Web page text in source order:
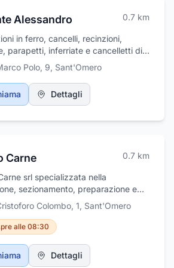
Alessandro 0.7 km
in ferro, cancelli, recinzioni,
parapetti, inferriate e cancelletti di
scale, tettoie e pensiline, strutture
Polo, 9, Sant'Omero
Dettagli
Carne 0.7 km
srl specializzata nella
sezionamento, preparazione e
di ogni tipo di carne
ovina e suina). Abbiamo voluto
innovativa sia negli
tecnologici che nei processi
per tutelare consumatori,
e collaboratori, impegnandoci ogni
Colombo, 1, Sant'Omero
alle 08:30
Dettagli